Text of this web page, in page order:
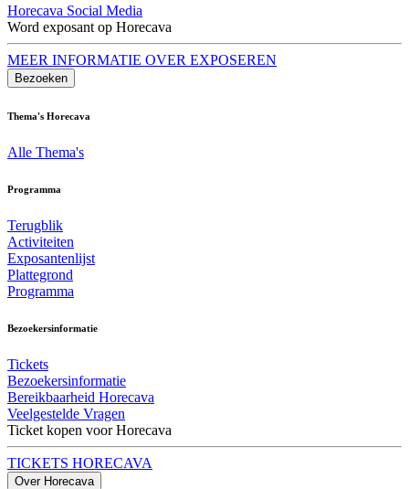
Horecava Social Media
Word exposant op Horecava
MEER INFORMATIE OVER EXPOSEREN
Bezoeken
Thema's Horecava
Alle Thema's
Programma
Terugblik
Activiteiten
Exposantenlijst
Plattegrond
Programma
Bezoekersinformatie
Tickets
Bezoekersinformatie
Bereikbaarheid Horecava
Veelgestelde Vragen
Ticket kopen voor Horecava
TICKETS HORECAVA
Over Horecava